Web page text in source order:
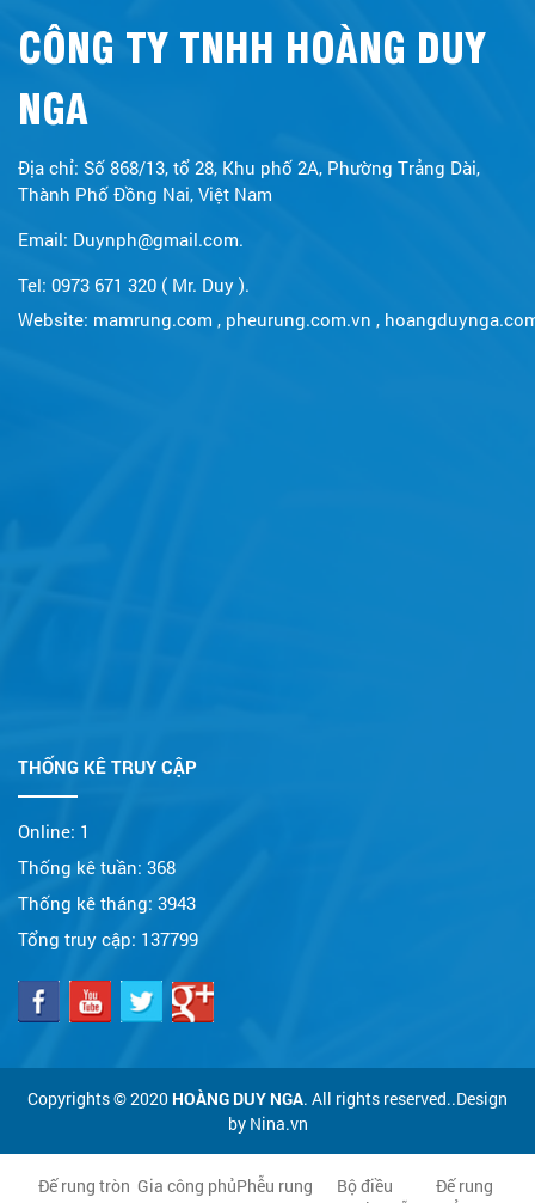
CÔNG TY TNHH HOÀNG DUY
NGA
Địa chỉ: Số 868/13, tổ 28, Khu phố 2A, Phường Trảng Dài,
Thành Phố Đồng Nai, Việt Nam
Email: Duynph@gmail.com.
Tel: 0973 671 320 ( Mr. Duy ).
Website: mamrung.com , pheurung.com.vn ,
THỐNG KÊ TRUY CẬP
Online: 1
Thống kê tuần: 368
Thống kê tháng: 3943
Tổng truy cập: 137799
Copyrights © 2020 HOÀNG DUY NGA. All rights reserved..Design
by Nina.vn
Đế rung tròn Gia công phủPhễu rung
Bộ điều
Đế rung